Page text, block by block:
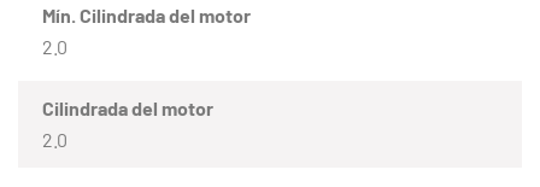
Mín. Cilindrada del motor
2.0
Cilindrada del motor
2.0